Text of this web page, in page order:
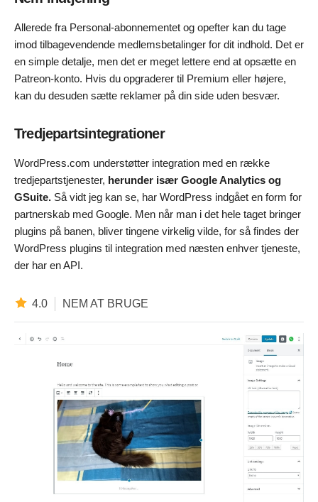
Allerede fra Personal-abonnementet og opefter kan du tage
imod tilbagevendende medlemsbetalinger for dit indhold. Det er
en simple detalje, men det er meget lettere end at opsætte en
Patreon-konto. Hvis du opgraderer til Premium eller højere,
kan du desuden sætte reklamer på din side uden besvær.
Tredjepartsintegrationer
WordPress.com understøtter integration med en række
tredjepartstjenester, herunder især Google Analytics og
GSuite. Så vidt jeg kan se, har WordPress indgået en form for
partnerskab med Google. Men når man i det hele taget bringer
plugins på banen, bliver tingene virkelig vilde, for så findes der
WordPress plugins til integration med næsten enhver tjeneste,
der har en API.
4.0 NEM AT BRUGE